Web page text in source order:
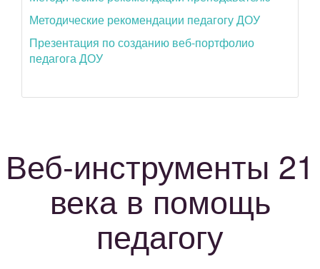
Методические рекомендации педагогу ДОУ
Презентация по созданию веб-портфолио
педагога ДОУ
Веб-инструменты 21
века в помощь
педагогу